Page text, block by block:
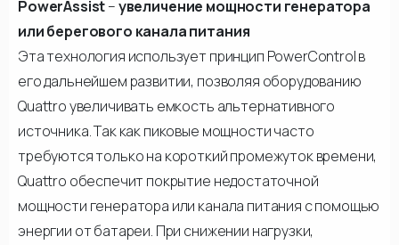
PowerAssist–увеличение мощности генератора
или берегового канала питания
Эта технология использует принцип PowerControl в
его дальнейшем развитии, позволяя оборудованию
Quattro увеличивать емкость альтернативного
источника. Так как пиковые мощности часто
требуются только на короткий промежуток времени,
Quattro обеспечит покрытие недостаточной
мощности генератора или канала питания с помощью
энергии от батареи. При снижении нагрузки,